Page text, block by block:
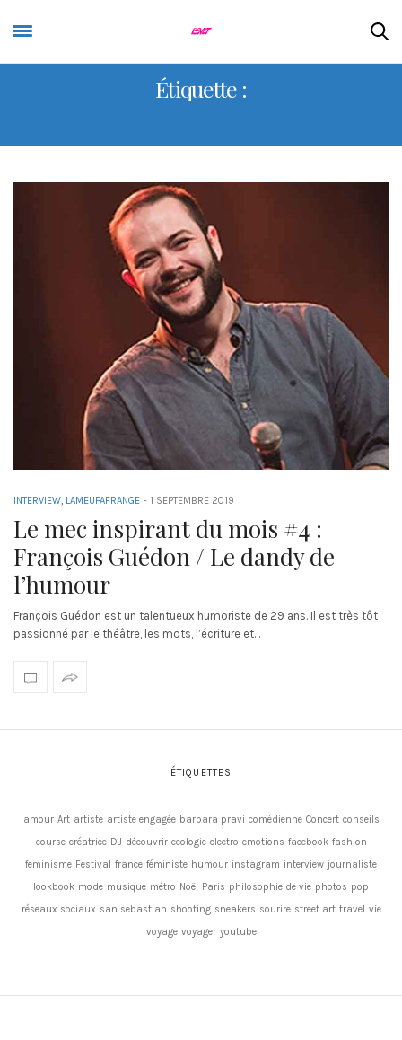
Étiquette :
INTERVIEW, LAMEUFAFRANGE - 1 SEPTEMBRE 2019
Le mec inspirant du mois #4 :
François Guédon / Le dandy de
l’humour
François Guédon est un talentueux humoriste de 29 ans. Il est très tôt
passionné par le théâtre, les mots, l’écriture et…
ÉTIQUETTES
amour Art artiste artiste engagée barbara pravi comédienne Concert conseils
course créatrice DJ découvrir ecologie electro emotions facebook fashion
feminisme Festival france féministe humour instagram interview journaliste
lookbook mode musique métro Noël Paris philosophie de vie photos pop
réseaux sociaux san sebastian shooting sneakers sourire street art travel vie
voyage voyager youtube